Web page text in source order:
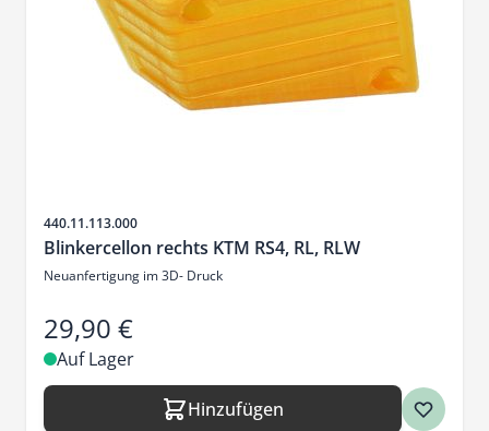
Artikelnr.
440.11.113.000
Blinkercellon rechts KTM RS4, RL, RLW
Neuanfertigung im 3D- Druck
29,90 €
Auf Lager
Hinzufügen